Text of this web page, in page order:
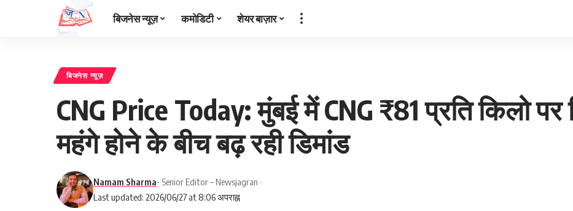
बिजनेस न्यूज़ कमोडिटी शेयर बाज़ार
बिजनेस न्यूज़
CNG Price Today: मुंबई में CNG ₹81 प्रति किलो
महंगे होने के बीच बढ़ रही डिमांड
Last updated: 2026/06/27 at 8:06 अपराह्न
Namam Sharma- Senior Editor – Newsjagran